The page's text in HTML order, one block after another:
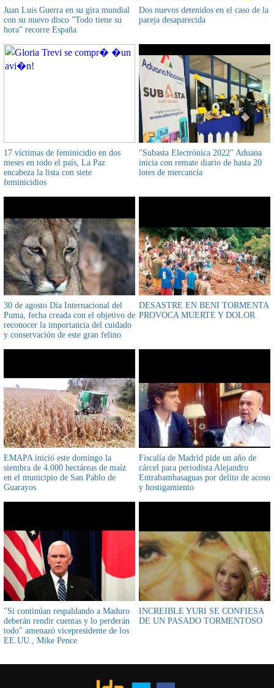
Juan Luis Guerra en su gira mundial
con su nuevo disco ”Todo tiene su
hora” recorre España
Dos nuevos detenidos en el caso de la
pareja desaparecida
17 víctimas de feminicidio en dos
meses en todo el país, La Paz
encabeza la lista con siete
feminicidios
"Subasta Electrónica 2022" Aduana
inicia con remate diario de hasta 20
lotes de mercancía
30 de agosto Día Internacional del
Puma, fecha creada con el objetivo de
reconocer la importancia del cuidado
y conservación de este gran felino
DESASTRE EN BENI TORMENTA
PROVOCA MUERTE Y DOLOR
EMAPA inició este domingo la
siembra de 4.000 hectáreas de maíz
en el municipio de San Pablo de
Guarayos
Fiscalía de Madrid pide un año de
cárcel para periodista Alejandro
Entrabambasaguas por delito de acoso
y hostigamiento
"Si continúan respaldando a Maduro
deberán rendir cuentas y lo perderán
todo" amenazó vicepresidente de los
EE.UU., Mike Pence
INCREIBLE YURI SE CONFIESA
DE UN PASADO TORMENTOSO